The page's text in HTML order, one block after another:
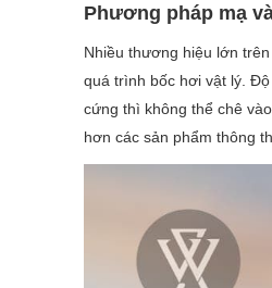
Phương pháp mạ
Nhiều thương hiệu lớn
quá trình bốc hơi vật lý.
cứng thì không thể chê
hơn các sản phẩm thông